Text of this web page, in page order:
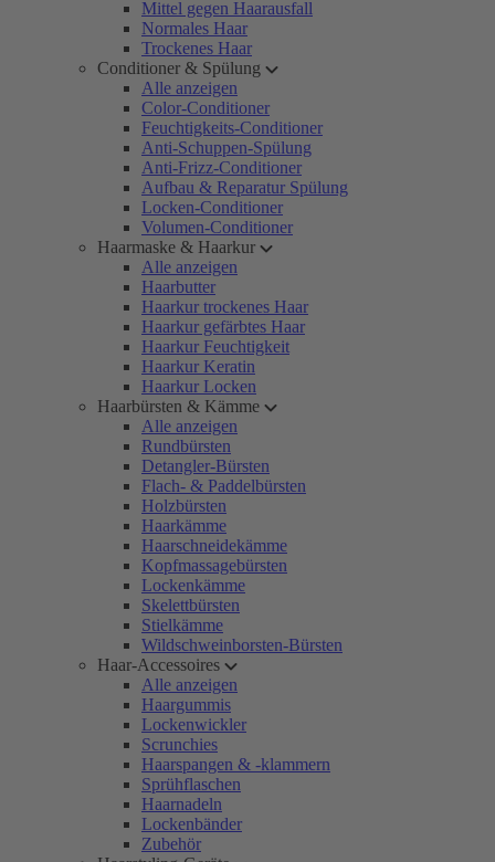
Mittel gegen Haarausfall
Normales Haar
Trockenes Haar
Conditioner & Spülung
Alle anzeigen
Color-Conditioner
Feuchtigkeits-Conditioner
Anti-Schuppen-Spülung
Anti-Frizz-Conditioner
Aufbau & Reparatur Spülung
Locken-Conditioner
Volumen-Conditioner
Haarmaske & Haarkur
Alle anzeigen
Haarbutter
Haarkur trockenes Haar
Haarkur gefärbtes Haar
Haarkur Feuchtigkeit
Haarkur Keratin
Haarkur Locken
Haarbürsten & Kämme
Alle anzeigen
Rundbürsten
Detangler-Bürsten
Flach- & Paddelbürsten
Holzbürsten
Haarkämme
Haarschneidekämme
Kopfmassagebürsten
Lockenkämme
Skelettbürsten
Stielkämme
Wildschweinborsten-Bürsten
Haar-Accessoires
Alle anzeigen
Haargummis
Lockenwickler
Scrunchies
Haarspangen & -klammern
Sprühflaschen
Haarnadeln
Lockenbänder
Zubehör